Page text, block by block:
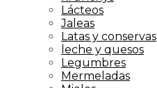
Lácteos
Jaleas
Latas y conservas
leche y quesos
Legumbres
Mermeladas